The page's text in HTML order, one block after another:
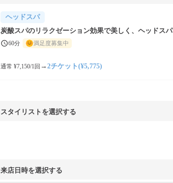
ヘッドスパ
炭酸スパのリラクゼーション効果で美しく、ヘッドスパ
60分 満足度募集中
通常 ¥7,150/1回 → 2チケット(¥5,775)
スタイリストを選択する
来店日時を選択する